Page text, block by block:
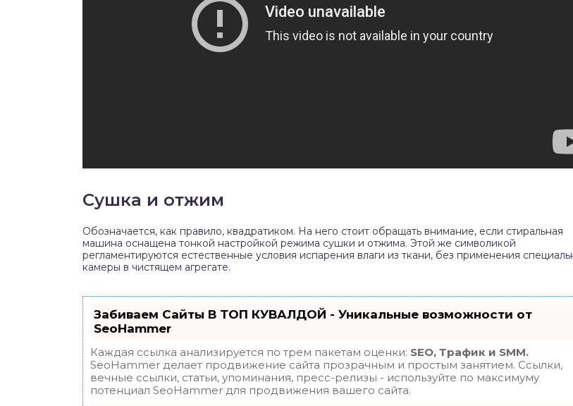
Сушка и отжим
Обозначается, как правило, квадратиком. На него стоит обращать внимание, если стиральная
машина оснащена тонкой настройкой режима сушки и отжима. Этой же символикой
регламентируются естественные условия испарения влаги из ткани, без применения
камеры в чистящем агрегате.
Забиваем Сайты В ТОП КУВАЛДОЙ - Уникальные возможности от
SeoHammer
Каждая ссылка анализируется по трем пакетам оценки: SEO, Трафик и SMM.
SeoHammer делает продвижение сайта прозрачным и простым занятием. Ссылки,
вечные ссылки, статьи, упоминания, пресс-релизы - используйте по максимуму
потенциал SeoHammer для продвижения вашего сайта.